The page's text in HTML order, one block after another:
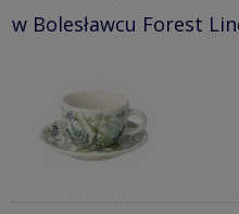
w Bolesławcu Forest